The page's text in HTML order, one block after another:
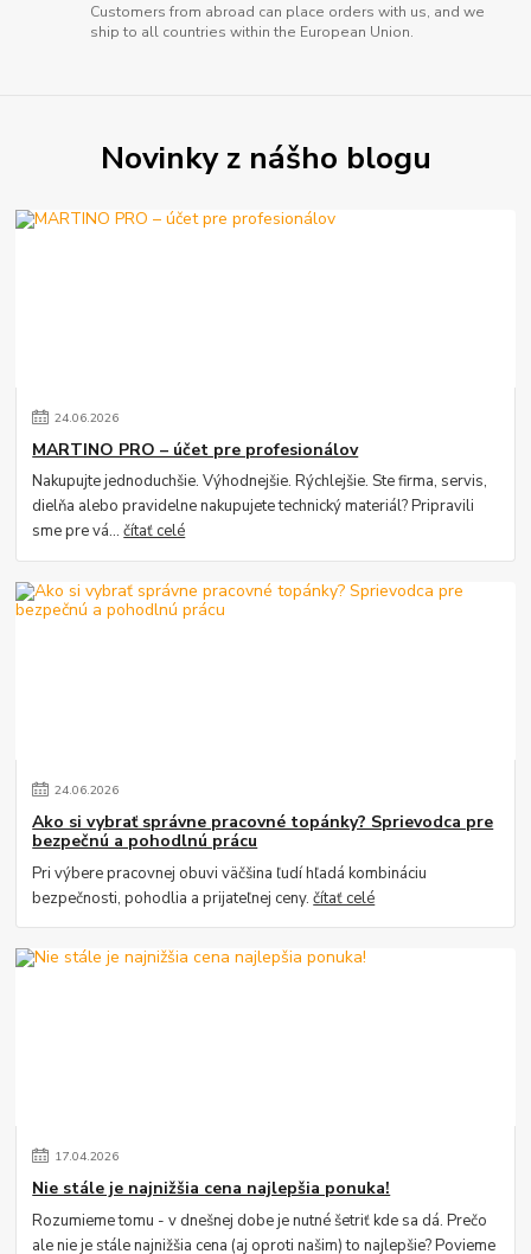
Customers from abroad can place orders with us, and we
ship to all countries within the European Union.
Novinky z nášho blogu
24.06.2026
MARTINO PRO – účet pre profesionálov
Nakupujte jednoduchšie. Výhodnejšie. Rýchlejšie. Ste firma, servis,
dielňa alebo pravidelne nakupujete technický materiál? Pripravili
sme pre vá...čítať celé
24.06.2026
Ako si vybrať správne pracovné topánky? Sprievodca pre
bezpečnú a pohodlnú prácu
Pri výbere pracovnej obuvi väčšina ľudí hľadá kombináciu
bezpečnosti, pohodlia a prijateľnej ceny.čítať celé
17.04.2026
Nie stále je najnižšia cena najlepšia ponuka!
Rozumieme tomu - v dnešnej dobe je nutné šetriť kde sa dá. Prečo
ale nie je stále najnižšia cena (aj oproti našim) to najlepšie? Povieme